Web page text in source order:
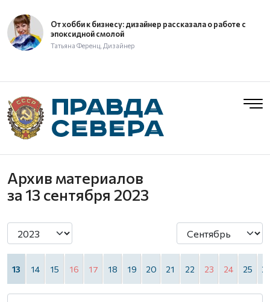
От хобби к бизнесу: дизайнер рассказала о работе с
эпоксидной смолой
Татьяна Ференц, Дизайнер
Архив материалов
за 13 сентября 2023
13 14 15 16 17 18 19 20 21 22 23 24 25